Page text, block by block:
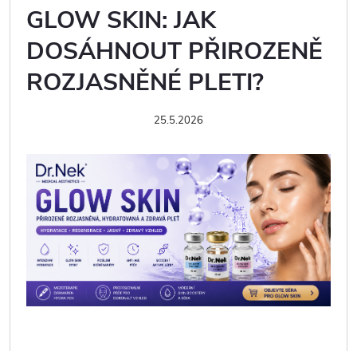
GLOW SKIN: JAK
DOSÁHNOUT PŘIROZENĚ
ROZJASNĚNÉ PLETI?
25.5.2026